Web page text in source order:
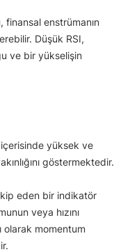
enstrümanın
Düşük RSI,
ve bir yükselişin
yüksek ve
göstermektedir.
eden bir indikatör
veya hızını
olarak momentum